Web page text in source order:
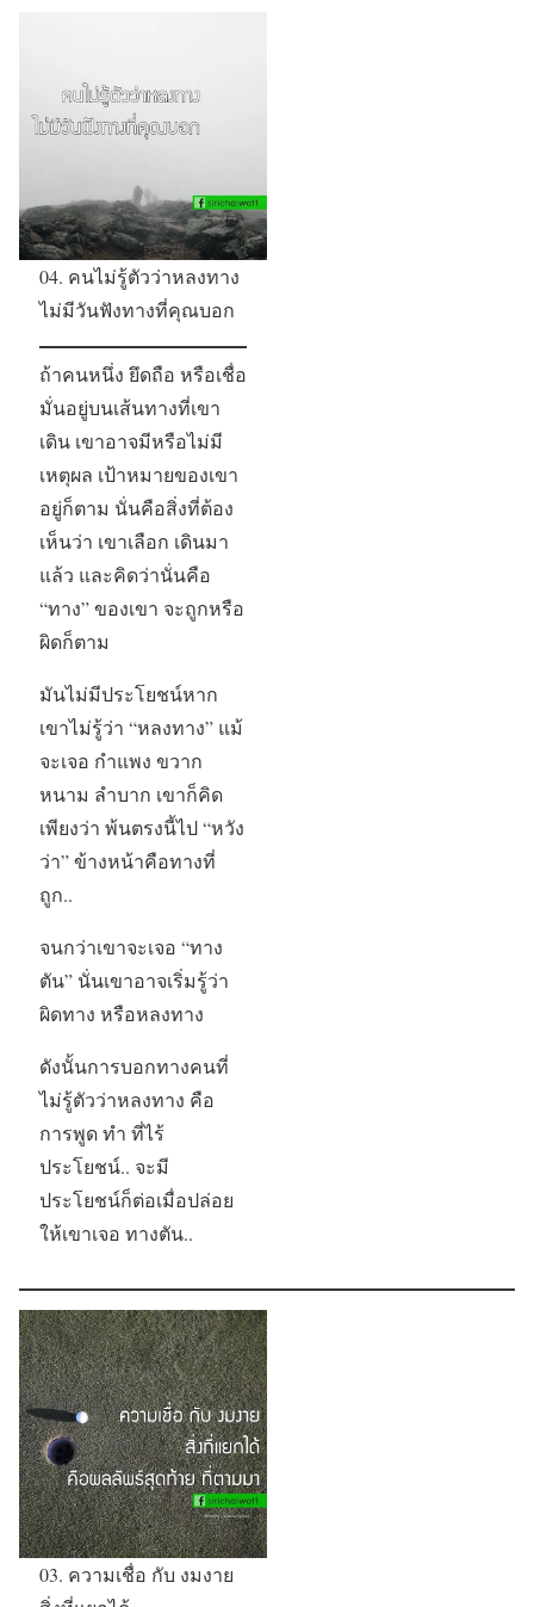
04. คนไม่รู้ตัวว่าหลงทาง
ไม่มีวันฟังทางที่คุณบอก
ถ้าคนหนึ่ง ยึดถือ หรือเชื่อ
มั่นอยู่บนเส้นทางที่เขา
เดิน เขาอาจมีหรือไม่มี
เหตุผล เป้าหมายของเขา
อยู่ก็ตาม นั่นคือสิ่งที่ต้อง
เห็นว่า เขาเลือก เดินมา
แล้ว และคิดว่านั่นคือ
“ทาง” ของเขา จะถูกหรือ
ผิดก็ตาม
มันไม่มีประโยชน์หาก
เขาไม่รู้ว่า “หลงทาง” แม้
จะเจอ กำแพง ขวาก
หนาม ลำบาก เขาก็คิด
เพียงว่า พ้นตรงนี้ไป “หวัง
ว่า” ข้างหน้าคือทางที่
ถูก..
จนกว่าเขาจะเจอ “ทาง
ตัน” นั่นเขาอาจเริ่มรู้ว่า
ผิดทาง หรือหลงทาง
ดังนั้นการบอกทางคนที่
ไม่รู้ตัวว่าหลงทาง คือ
การพูด ทำ ที่ไร้
ประโยชน์.. จะมี
ประโยชน์ก็ต่อเมื่อปล่อย
ให้เขาเจอ ทางตัน..
03. ความเชื่อ กับ งมงาย